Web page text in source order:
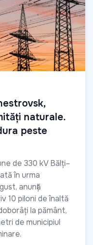
naturale.
peste
de 330 kV Bălți–
în urma
anunță
10 piloni de înaltă
la pământ,
de municipiul